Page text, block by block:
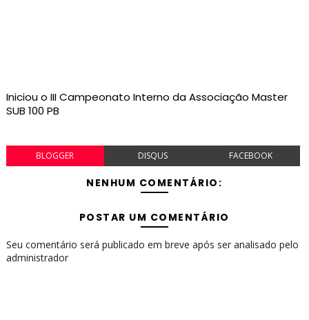
Iniciou o III Campeonato Interno da Associação Master
SUB 100 PB
BLOGGER DISQUS FACEBOOK
NENHUM COMENTÁRIO:
POSTAR UM COMENTÁRIO
Seu comentário será publicado em breve após ser analisado pelo
administrador